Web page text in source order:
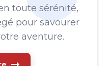
toute sérénité,
pour savourer
aventure.